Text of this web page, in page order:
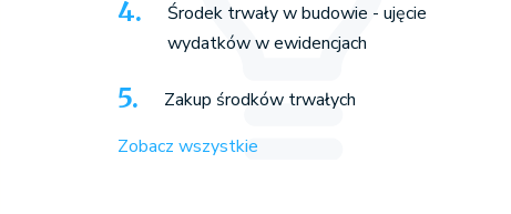
Środek trwały w budowie - ujęcie
wydatków w ewidencjach
Zakup środków trwałych
Zobacz wszystkie